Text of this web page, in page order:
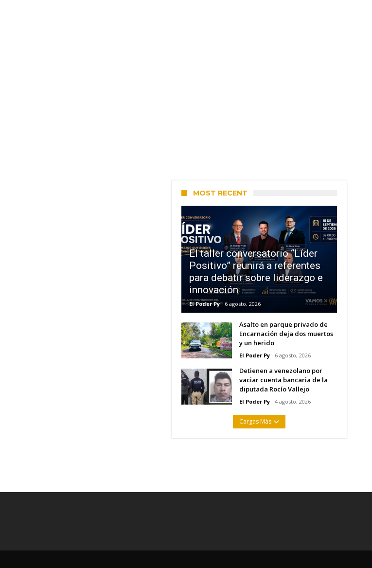
MOST RECENT
El taller conversatorio “Líder
Positivo” reunirá a referentes
para debatir sobre liderazgo e
innovación
El Poder Py 6 agosto, 2026
Asalto en parque privado de
Encarnación deja dos muertos
y un herido
El Poder Py 6 agosto, 2026
Detienen a venezolano por
vaciar cuenta bancaria de la
diputada Rocío Vallejo
El Poder Py 4 agosto, 2026
Cargas Más